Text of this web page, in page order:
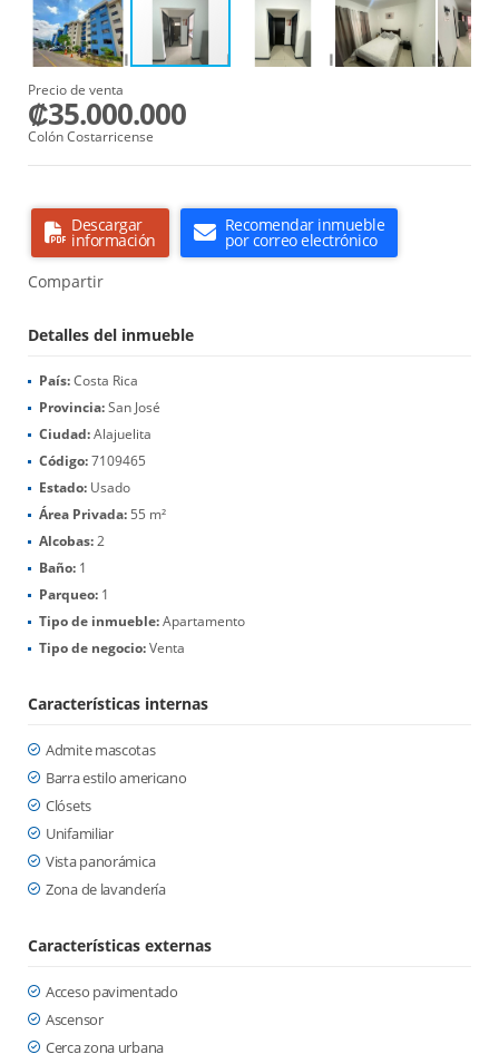
Precio de venta
₡35.000.000
Colón Costarricense
Descargar
información
Recomendar inmueble
por correo electrónico
Compartir
Detalles del inmueble
País:Costa Rica
Provincia:San José
Ciudad:Alajuelita
Código:7109465
Estado: Usado
Área Privada: 55 m²
Alcobas:2
Baño: 1
Parqueo: 1
Tipo de inmueble:Apartamento
Tipo de negocio:Venta
Características internas
Admite mascotas
Barra estilo americano
Clósets
Unifamiliar
Vista panorámica
Zona de lavandería
Características externas
Acceso pavimentado
Ascensor
Cerca zona urbana